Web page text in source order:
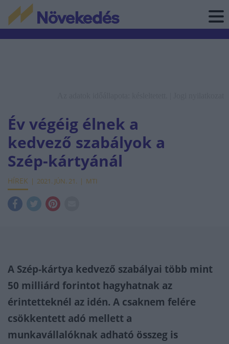
Év végéig élnek a
kedvező szabályok a
Szép-kártyánál
HÍREK 2021. JÚN. 21. MTI
A Szép-kártya kedvező szabályai több mint
50 milliárd forintot hagyhatnak az
érintetteknél az idén. A csaknem felére
csökkentett adó mellett a
munkavállalóknak adható összeg is